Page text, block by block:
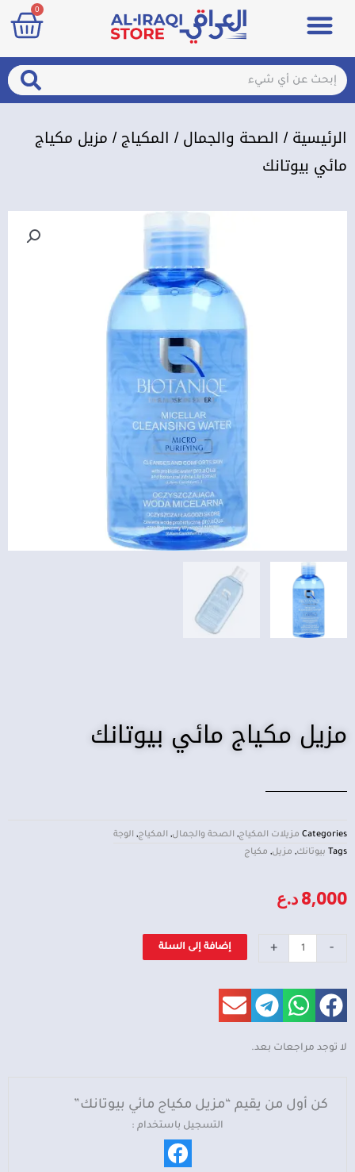
Menu
0
Search
الرئيسية/ الصحة والجمال/ المكياج/ مزيل مكياج
مائي بيوتانك
مزيل مكياج مائي بيوتانك
Categories مزيلات المكياج, الصحة والجمال, المكياج, الوجة
Tags بيوتانك, مزيل, مكياج
8,000د.ع
-
مائي
بيوتانك
+ إضافة إلى السلة
لا توجد مراجعات بعد.
كن أول من يقيم “مزيل مكياج مائي بيوتانك”
التسجيل باستخدام :